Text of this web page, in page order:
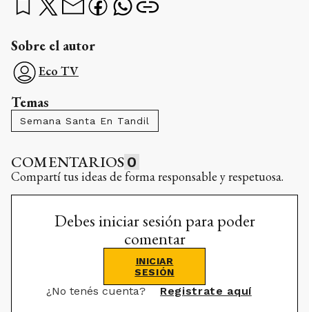
Sobre el autor
Eco TV
Temas
Semana Santa En Tandil
COMENTARIOS 0
Compartí tus ideas de forma responsable y respetuosa.
Debes iniciar sesión para poder
comentar
INICIAR
SESIÓN
¿No tenés cuenta? Registrate aquí